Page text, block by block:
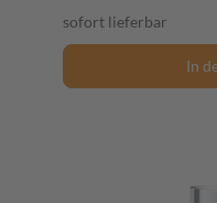
sofort lieferbar
In